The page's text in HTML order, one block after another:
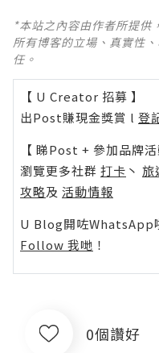
*本站之內容由作者所提供
所有博客的立場、真實性
任。
【 U Creator 招募 】
出Post賺現金獎賞 l 登
【 睇Post + 參加品牌活
瀏覽更多社群 打卡 丶 旅
攻略及 活動情報
U Blog開咗WhatsApp
Follow 我哋 ！
0個讚好